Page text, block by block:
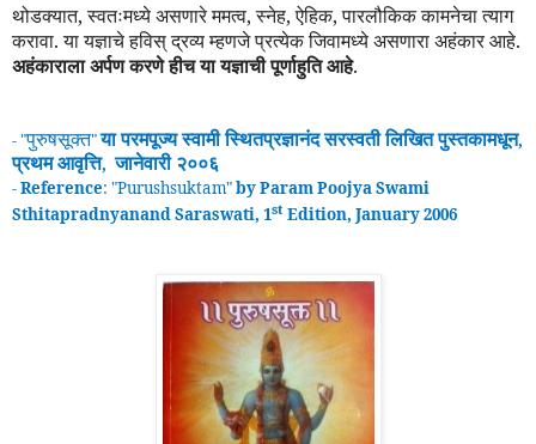
थोडक्यात, स्वतःमध्ये असणारे ममत्व, स्नेह, ऐहिक, पारलौकिक कामनेचा त्याग
करावा. या यज्ञाचे हविस्द्रव्य म्हणजे प्रत्येक जिवामध्ये असणारा अहंकार आहे.
अहंकाराला अर्पण करणे हीच या यज्ञाची पूर्णाहुति आहे.
- "पुरुषसूक्त"या परमपूज्य स्वामीस्थितप्रज्ञानंदसरस्वती लिखित पुस्तकामधून,
प्रथमआवृत्ति, जानेवारी २००६
-Reference: "Purushsuktam"by Param Poojya Swami
Sthitapradnyanand Saraswati, 1st Edition, January 2006